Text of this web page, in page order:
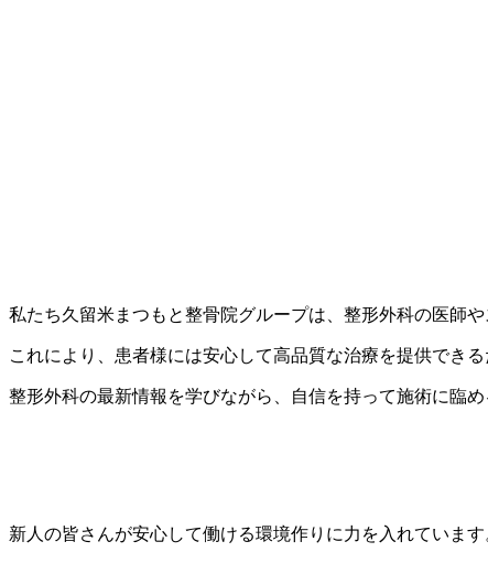
私たち久留米まつもと整骨院グループは、整形外科の医師
これにより、患者様には安心して高品質な治療を提供でき
整形外科の最新情報を学びながら、自信を持って施術に臨め
新人の皆さんが安心して働ける環境作りに力を入れています